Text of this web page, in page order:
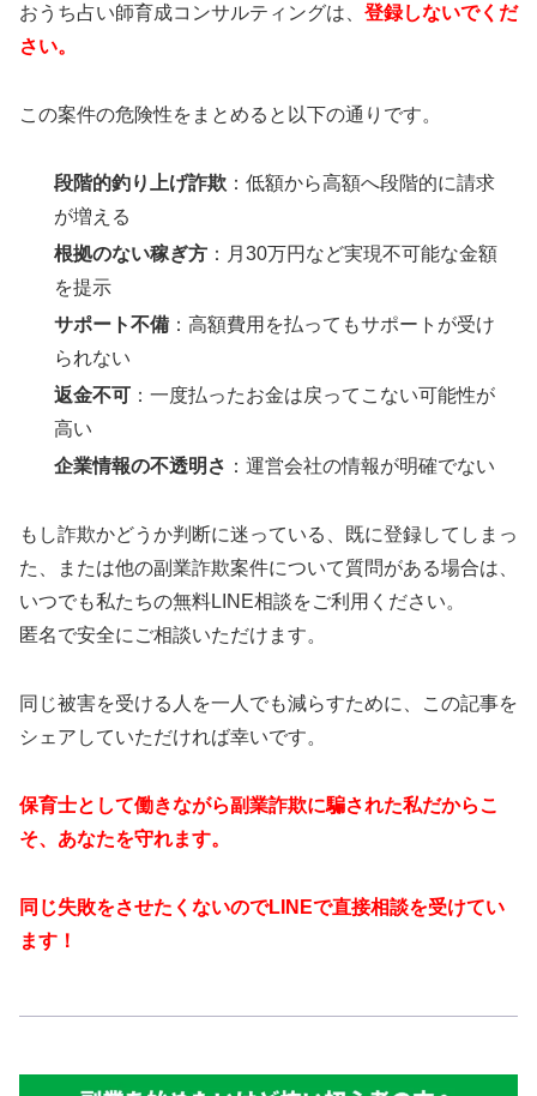
おうち占い師育成コンサルティングは、 登録しないでくだ
さい。
この案件の危険性をまとめると以下の通りです。
段階的釣り上げ詐欺 ：低額から高額へ段階的に請求
が増える
根拠のない稼ぎ方 ：月30万円など実現不可能な金額
を提示
サポート不備 ：高額費用を払ってもサポートが受け
られない
返金不可 ：一度払ったお金は戻ってこない可能性が
高い
企業情報の不透明さ ：運営会社の情報が明確でない
もし詐欺かどうか判断に迷っている、既に登録してしまっ
た、または他の副業詐欺案件について質問がある場合は、
いつでも私たちの無料LINE相談をご利用ください。
匿名で安全にご相談いただけます。
同じ被害を受ける人を一人でも減らすために、この記事を
シェアしていただければ幸いです。
保育士として働きながら副業詐欺に騙された私だからこ
そ、あなたを守れます。
同じ失敗をさせたくないのでLINEで直接相談を受けてい
ます！